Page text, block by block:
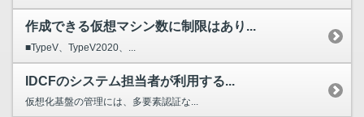
作成できる仮想マシン数に制限はあり...
■TypeV、TypeV2020、...
IDCFのシステム担当者が利用する...
仮想化基盤の管理には、多要素認証な...